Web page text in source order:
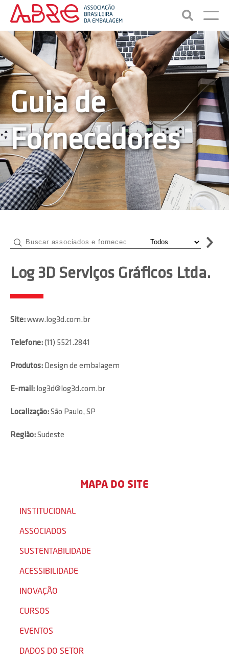
Guia de
Fornecedores
Log 3D Serviços Gráficos Ltda.
Site:www.log3d.com.br
Telefone:(11) 5521.2841
Produtos: Design de embalagem
E-mail: log3d@log3d.com.br
Localização:São Paulo, SP
Região:Sudeste
MAPA DO SITE
INSTITUCIONAL
ASSOCIADOS
SUSTENTABILIDADE
ACESSIBILIDADE
INOVAÇÃO
CURSOS
EVENTOS
DADOS DO SETOR